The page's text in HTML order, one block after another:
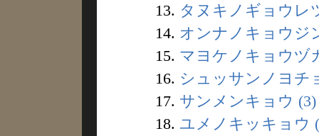
13. タヌキノギョウレ
14. オンナノキョウジ
15. マヨケノキョウヅ
16. シュッサンノヨチ
17. サンメンキョウ (3)
18. ユメノキッキョウ